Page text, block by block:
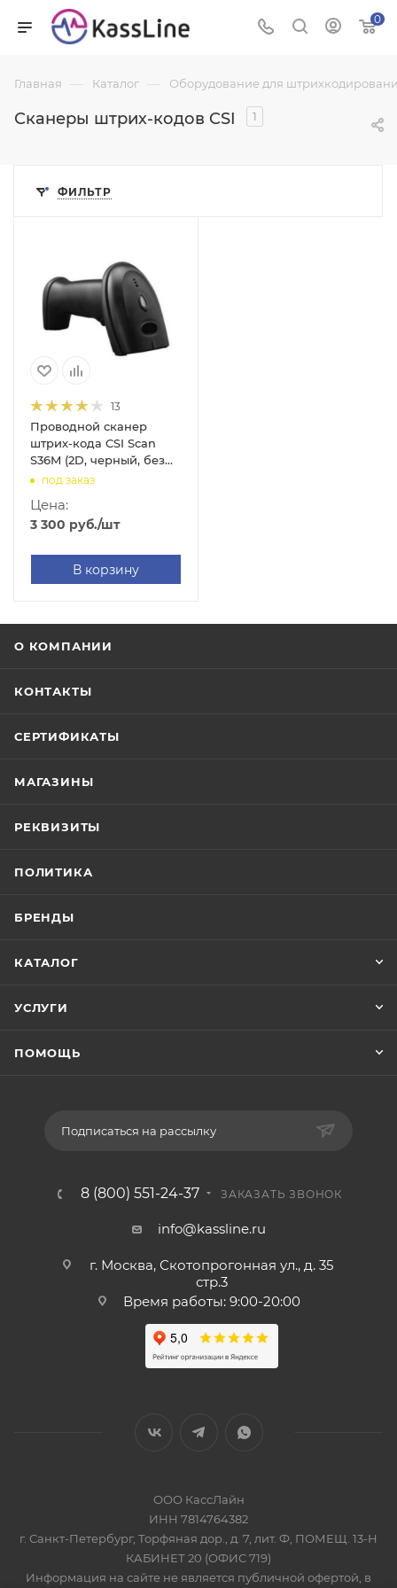
0
Главная — Каталог — Оборудование для
Сканеры штрих-кодов CSI 1
ФИЛЬТР
13
Проводной сканер
штрих-кода CSI Scan
S36M (2D, черный, без
подставки, 3м кабель)
под заказ
Цена:
3 300 руб./шт
В корзину
О КОМПАНИИ
КОНТАКТЫ
СЕРТИФИКАТЫ
МАГАЗИНЫ
РЕКВИЗИТЫ
ПОЛИТИКА
БРЕНДЫ
КАТАЛОГ
УСЛУГИ
ПОМОЩЬ
Подписаться на рассылку
8 (800) 551-24-37 ЗАКАЗАТЬ ЗВОНОК
info@kassline.ru
г. Москва, Скотопрогонная ул., д. 35
стр.3
Время работы: 9:00-20:00
ООО КассЛайн
ИНН 7814764382
г. Санкт-Петербург, Торфяная дор., д. 7, лит. Ф, ПОМЕЩ. 13-Н
КАБИНЕТ 20 (ОФИС 719)
Информация на сайте не является публичной офертой, в